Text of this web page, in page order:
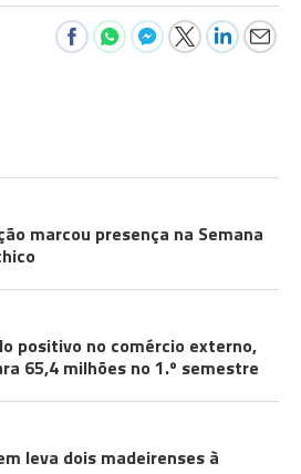
marcou presença na Semana
positivo no comércio externo,
65,4 milhões no 1.º semestre
leva dois madeirenses à